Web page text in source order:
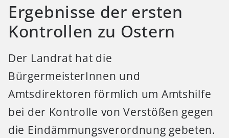
Ergebnisse der ersten
Kontrollen zu Ostern
Der Landrat hat die
BürgermeisterInnen und
Amtsdirektoren förmlich um Amtshilfe
bei der Kontrolle von Verstößen gegen
die Eindämmungsverordnung gebeten.